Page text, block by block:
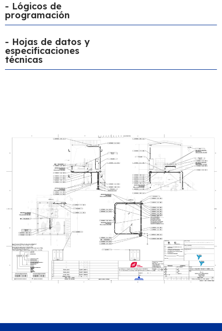
- Lógicos de
programación
- Hojas de datos y
especificaciones
técnicas